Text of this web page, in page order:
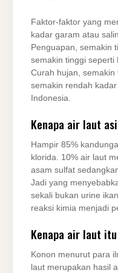
Faktor-faktor yang
kadar garam atau
Penguapan, semakin
semakin tinggi seperti
Curah hujan,
semakin rendah
Indonesia.
Kenapa air laut
Hampir 85%
klorida. 10% air laut
asam sulfat
Jadi yang
sekali bukan urine
reaksi kimia menjadi
Kenapa air laut
Konon menurut para
laut merupakan hasil